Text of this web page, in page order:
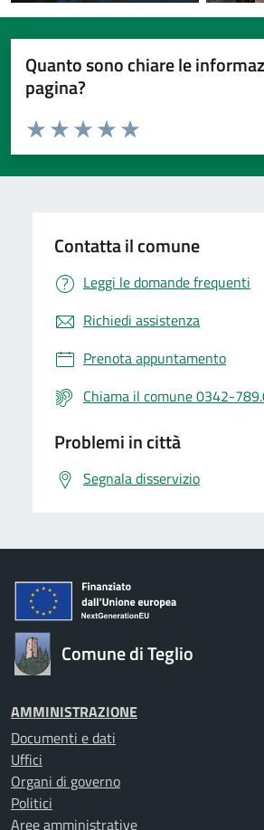
Quanto sono chiare le
pagina?
Valuta da 1 a 5 stelle la pagina
Valuta 5 stelle su 5
Valuta 4 stelle su 5
Valuta 3 stelle su 5
Valuta 2 stelle su 5
Valuta 1 stelle su 5
Contatta il comune
Leggi le domande frequenti
Richiedi assistenza
Prenota appuntamento
Chiama il comune 0342-
Problemi in città
Segnala disservizio
Comune di Teglio
AMMINISTRAZIONE
Documenti e dati
Uffici
Organi di governo
Politici
Aree amministrative